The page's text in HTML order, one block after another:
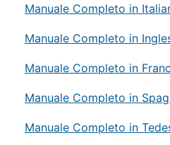
Manuale Completo in
Manuale Completo in
Manuale Completo in
Manuale Completo in
Manuale Completo in